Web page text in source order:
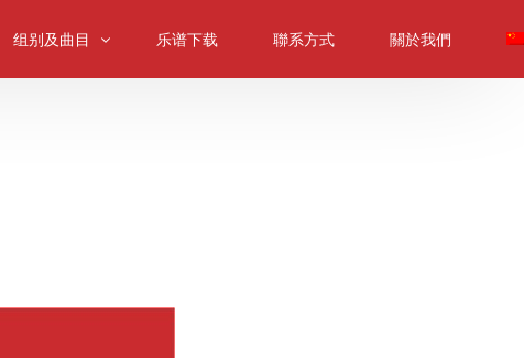
组别及曲目 乐谱下载 聯系方式 關於我們